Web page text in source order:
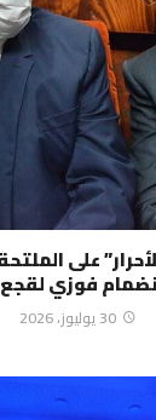
على
فوزي
30 يوليوز، 2026